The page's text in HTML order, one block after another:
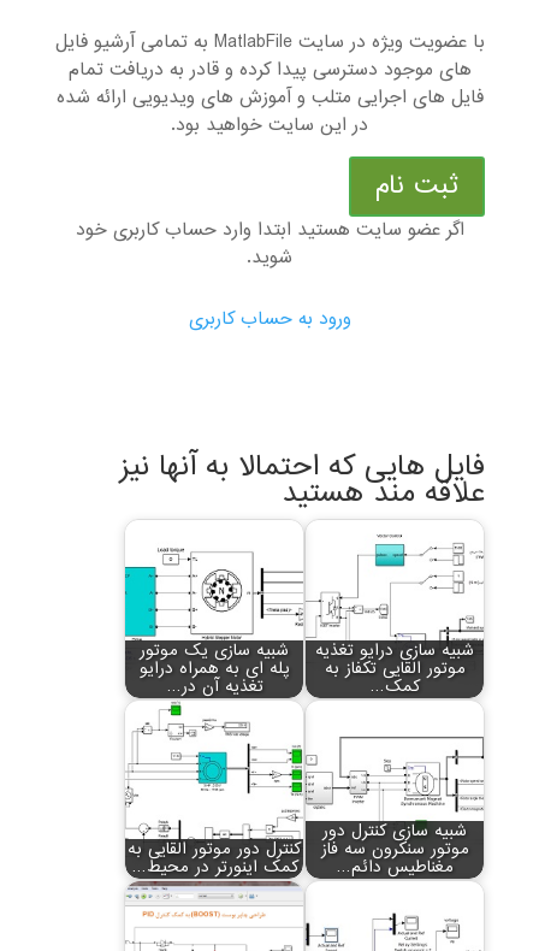
با عضویت ویژه در سایت MatlabFile به تمامی آرشیو فایل
های موجود دسترسی پیدا کرده و قادر به دریافت تمام
فایل های اجرایی متلب و آموزش های ویدیویی ارائه شده
در این سایت خواهید بود.
ثبت نام
اگر عضو سایت هستید ابتدا وارد حساب کاربری خود
شوید.
ورود به حساب کاربری
فایل هایی که احتمالا به آنها نیز
علاقه مند هستید
شبیه سازی درایو تغذیه
موتور القایی تکفاز به
کمک…
شبیه سازی یک موتور
پله ای به همراه درایو
تغذیه آن در…
شبیه سازی کنترل دور
موتور سنکرون سه فاز
مغناطیس دائم…
کنترل دور موتور القایی به
کمک اینورتر در محیط…